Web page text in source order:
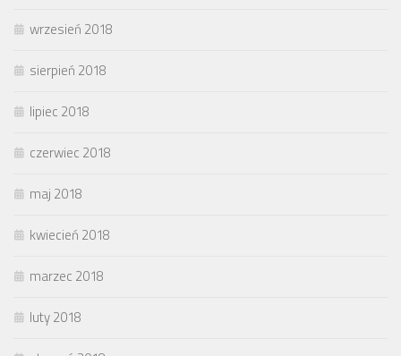
wrzesień 2018
sierpień 2018
lipiec 2018
czerwiec 2018
maj 2018
kwiecień 2018
marzec 2018
luty 2018